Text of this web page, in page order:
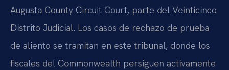
Augusta County Circuit Court, parte del Veinticinco
Distrito Judicial. Los casos de rechazo de prueba
de aliento se tramitan en este tribunal, donde los
fiscales del Commonwealth persiguen activamente